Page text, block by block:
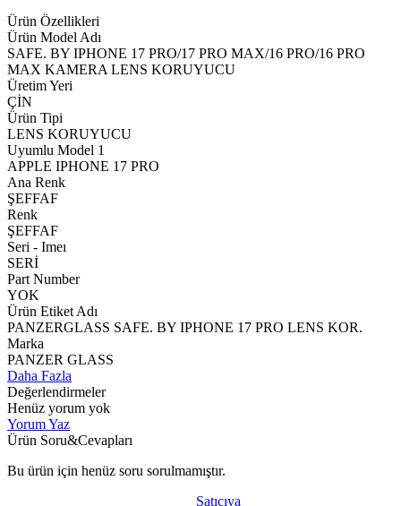
Ürün Özellikleri
Ürün Model Adı
SAFE. BY IPHONE 17 PRO/17 PRO MAX/16 PRO/16 PRO
MAX KAMERA LENS KORUYUCU
Üretim Yeri
ÇİN
Ürün Tipi
LENS KORUYUCU
Uyumlu Model 1
APPLE IPHONE 17 PRO
Ana Renk
ŞEFFAF
Renk
ŞEFFAF
Seri - Imeı
SERİ
Part Number
YOK
Ürün Etiket Adı
PANZERGLASS SAFE. BY IPHONE 17 PRO LENS KOR.
Marka
PANZER GLASS
Daha Fazla
Değerlendirmeler
Henüz yorum yok
Yorum Yaz
Ürün Soru&Cevapları
Bu ürün için henüz soru sorulmamıştır.
Satıcıya